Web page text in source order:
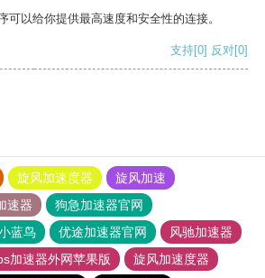
可以给你提供最高速度和安全性的连接。
支持[0] 反对[0]
旋风加速度器
旋风加速
速器
狗急加速器官网
蓝鸟 优途加速器官网
风驰加速器
加速器外网苹果版
旋风加速度器